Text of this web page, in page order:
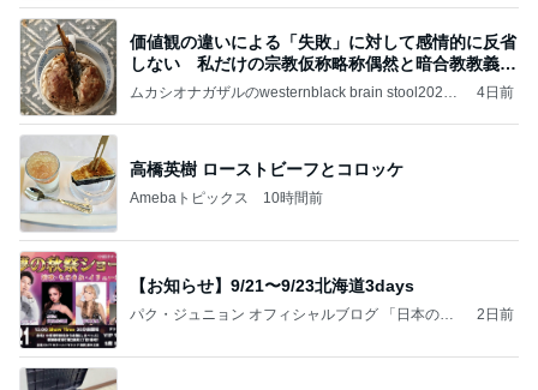
価値観の違いによる「失敗」に対して感情的に反省
しない 私だけの宗教仮称略称偶然と暗合教教義候
補
ムカシオナガザルのwesternblack brain stool2024
ガザル
4日前
高橋英樹 ローストビーフとコロッケ
Amebaトピックス 10時間前
【お知らせ】9/21〜9/23北海道3days
パク・ジュニョン オフィシャルブログ 「日本の
2日前